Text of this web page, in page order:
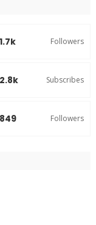
1.7k Followers
2.8k Subscribes
849 Followers